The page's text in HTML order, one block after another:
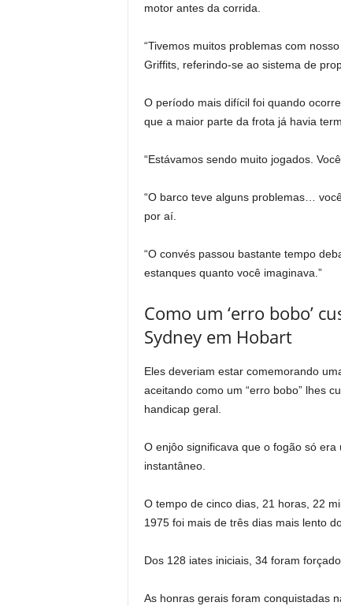
motor antes da corrida.
“Tivemos muitos problemas com
Griffits, referindo-se ao sistema de
O período mais difícil foi quando
que a maior parte da frota já havia
“Estávamos sendo muito jogados.
“O barco teve alguns problemas…
por aí.
“O convés passou bastante tempo
estanques quanto você imaginava.”
Como um ‘erro bobo’
Sydney em Hobart
Eles deveriam estar comemorando
aceitando como um “erro bobo” lhes
handicap geral.
O enjôo significava que o fogão só
instantâneo.
O tempo de cinco dias, 21 horas, 22
1975 foi mais de três dias mais lento
Dos 128 iates iniciais, 34 foram
As honras gerais foram conquistadas